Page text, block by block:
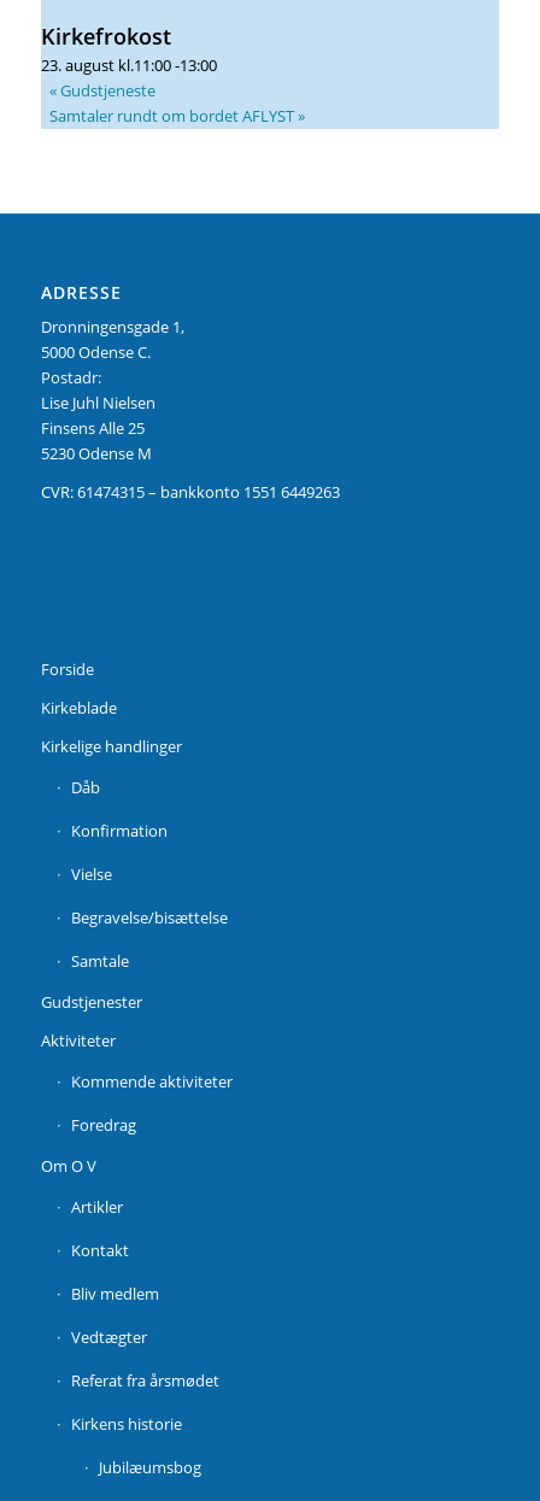
Kirkefrokost
23. august kl.11:00-13:00
«Gudstjeneste
Samtaler rundt om bordet AFLYST»
ADRESSE
Dronningensgade 1,
5000 Odense C.
Postadr:
Lise Juhl Nielsen
Finsens Alle 25
5230 Odense M
CVR: 61474315 – bankkonto 1551 6449263
Forside
Kirkeblade
Kirkelige handlinger
Dåb
Konfirmation
Vielse
Begravelse/bisættelse
Samtale
Gudstjenester
Aktiviteter
Kommende aktiviteter
Foredrag
Om O V
Artikler
Kontakt
Bliv medlem
Vedtægter
Referat fra årsmødet
Kirkens historie
Jubilæumsbog